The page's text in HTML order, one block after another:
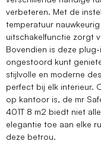
verbeteren. Met de
temperatuur
uitschakelfunctie zorgt
Bovendien is deze
ongestoord kunt
stijlvolle en moderne
perfect bij elk interieur.
op kantoor is, de mr
401T 8 m2 biedt niet
elegantie toe aan elke
deze betrou.